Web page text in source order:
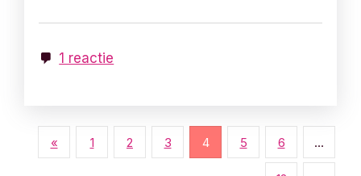
1 reactie
« 1 2 3 4 5 6 …